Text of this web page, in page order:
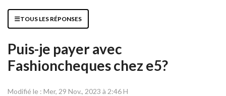
TOUS LES RÉPONSES
Puis-je payer avec
Fashioncheques chez e5?
Modifié le : Mer, 29 Nov., 2023 à 2:46 H